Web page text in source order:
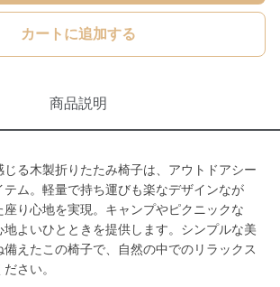
カートに追加する
商品説明
じる木製折りたたみ椅子は、アウトドアシー
テム。軽量で持ち運びも楽なデザインなが
座り心地を実現。キャンプやピクニックな
地よいひとときを提供します。シンプルな美
備えたこの椅子で、自然の中でのリラックス
さい。